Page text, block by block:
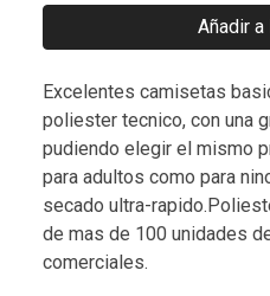
Añadir
Excelentes camisetas
poliester tecnico, con una
pudiendo elegir el mismo
para adultos como para
secado ultra-
de mas de 100 unidades
comerciales.